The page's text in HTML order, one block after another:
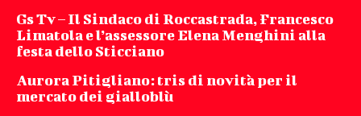
Gs Tv – Il Sindaco di Roccastrada, Francesco
Limatola e l’assessore Elena Menghini alla
festa dello Sticciano
Aurora Pitigliano: tris di novità per il
mercato dei gialloblù